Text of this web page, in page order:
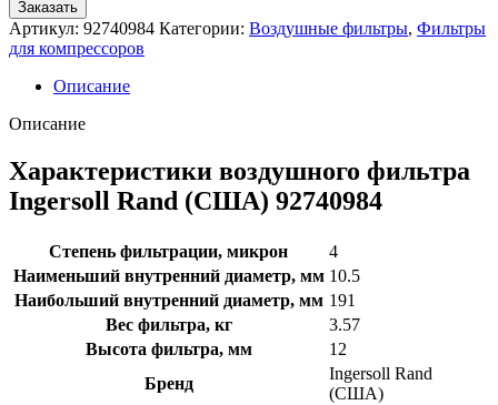
Заказать
Артикул: 92740984 Категории: Воздушные фильтры, Фильтры
для компрессоров
Описание
Описание
Характеристики воздушного фильтра
Ingersoll Rand (США) 92740984
Степень фильтрации, микрон
4
Наименьший внутренний диаметр, мм 10.5
Наибольший внутренний диаметр, мм 191
Вес фильтра, кг
3.57
Высота фильтра, мм
12
Бренд
Ingersoll Rand
(США)